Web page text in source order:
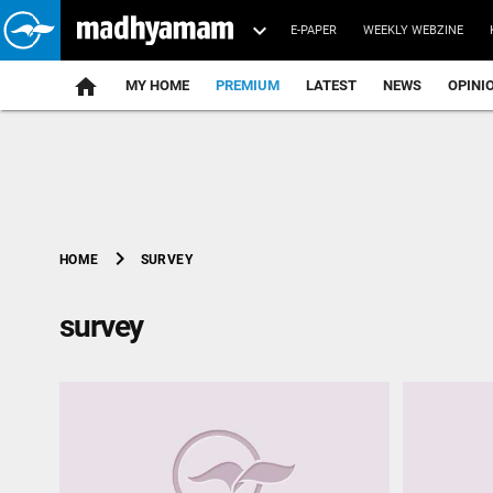
E-PAPER WEEKLY WEBZINE
home MY HOME PREMIUM LATEST NEWS
HOME chevron_right SURVEY
survey